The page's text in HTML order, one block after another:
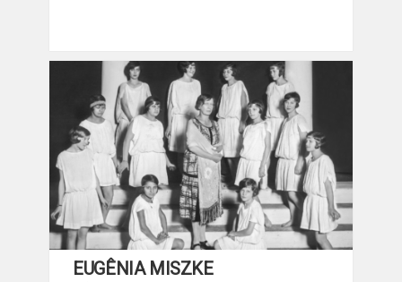
EUGÊNIA MISZKE